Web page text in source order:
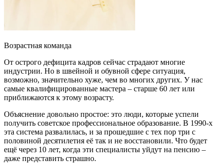
Возрастная команда
От острого дефицита кадров сейчас страдают многие
индустрии. Но в швейной и обувной сфере ситуация,
возможно, значительно хуже, чем во многих других. У нас
самые квалифицированные мастера – старше 60 лет или
приближаются к этому возрасту.
Объяснение довольно простое: это люди, которые успели
получить советское профессиональное образование. В 1990-х
эта система развалилась, и за прошедшие с тех пор три с
половиной десятилетия её так и не восстановили. Что будет
ещё через 10 лет, когда эти специалисты уйдут на пенсию –
даже представить страшно.